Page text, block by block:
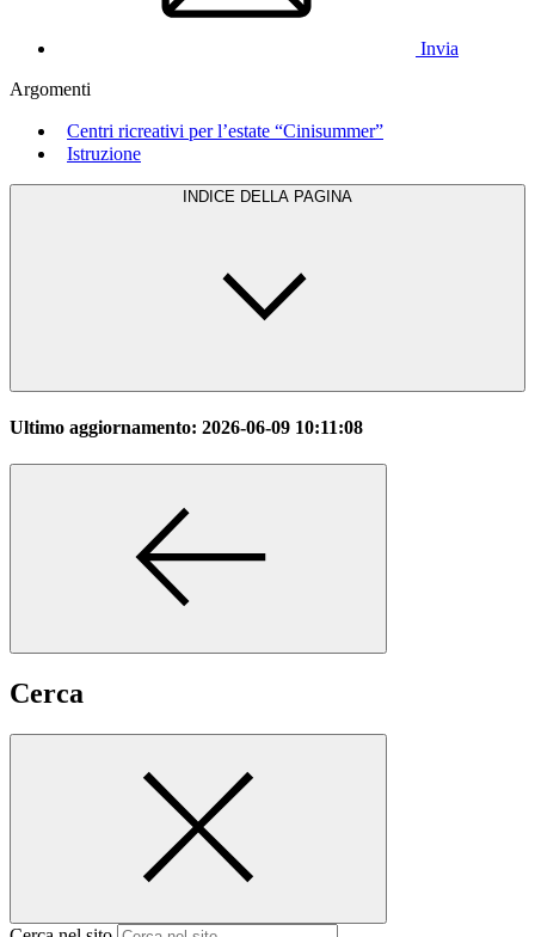
Invia
Argomenti
Centri ricreativi per l’estate “Cinisummer”
Istruzione
INDICE DELLA PAGINA
Ultimo aggiornamento: 2026-06-09 10:11:08
Cerca